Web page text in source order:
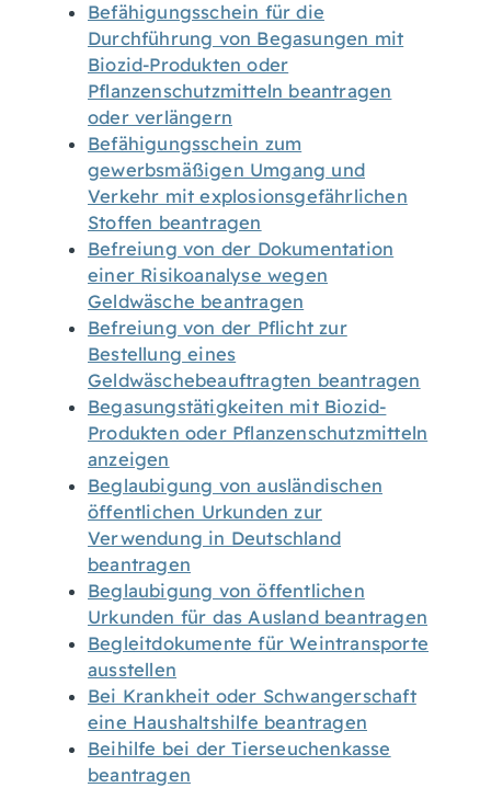
Befähigungsschein für die
Durchführung von Begasungen mit
Biozid-Produkten oder
Pflanzenschutzmitteln beantragen
oder verlängern
Befähigungsschein zum
gewerbsmäßigen Umgang und
Verkehr mit explosionsgefährlichen
Stoffen beantragen
Befreiung von der Dokumentation
einer Risikoanalyse wegen
Geldwäsche beantragen
Befreiung von der Pflicht zur
Bestellung eines
Geldwäschebeauftragten beantragen
Begasungstätigkeiten mit Biozid-
Produkten oder Pflanzenschutzmitteln
anzeigen
Beglaubigung von ausländischen
öffentlichen Urkunden zur
Verwendung in Deutschland
beantragen
Beglaubigung von öffentlichen
Urkunden für das Ausland beantragen
Begleitdokumente für Weintransporte
ausstellen
Bei Krankheit oder Schwangerschaft
eine Haushaltshilfe beantragen
Beihilfe bei der Tierseuchenkasse
beantragen